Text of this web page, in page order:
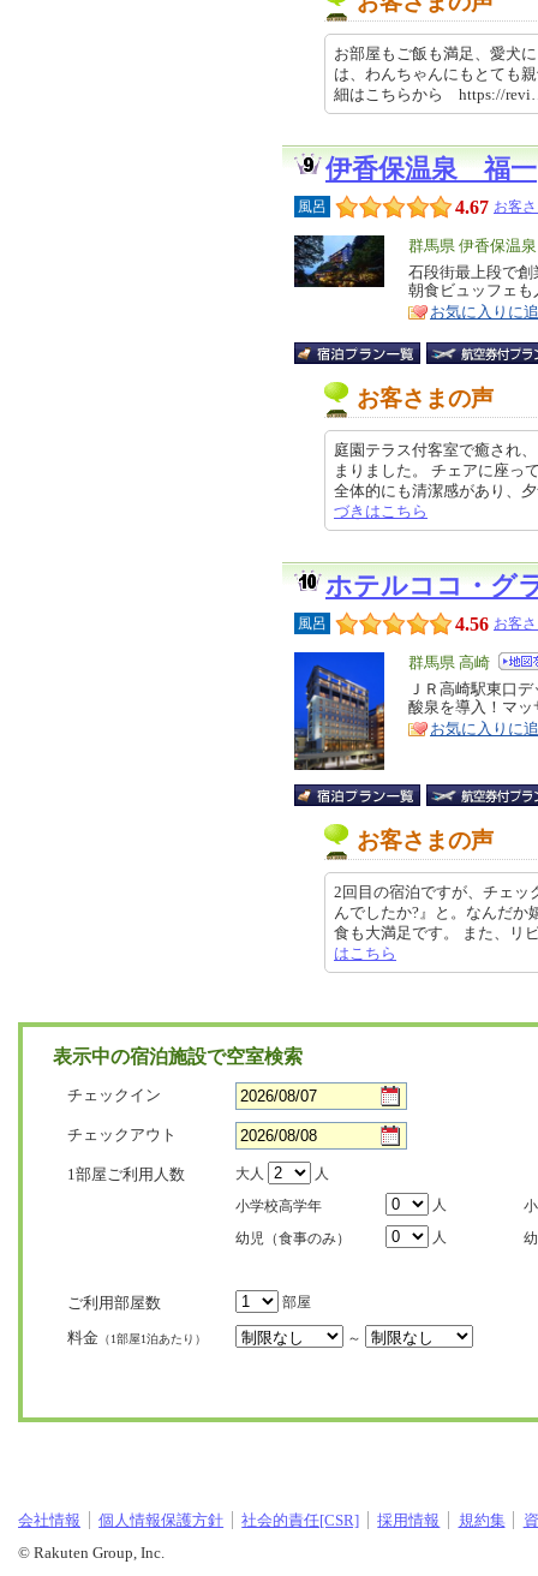
お部屋もご飯も満足、愛犬
は、わんちゃんにもとても
細はこちらから https://
伊香保温泉 福一
風呂 4.67 お客
エ
リ
ア
群馬県 伊香保温
特
徴
石段街最上段で
朝食ビュッフェも
お気に入りに
お客さまの声
庭園テラス付客室で癒され
まりました。 チェアに座っ
全体的にも清潔感があり、
づきはこちら
ホテルココ・グ
風呂 4.56 お客
エ
リ
ア
群馬県 高崎
特
徴
ＪＲ高崎駅東口
酸泉を導入！マ
お気に入りに
お客さまの声
2回目の宿泊ですが、チェッ
んでしたか?』と。なんだか
食も大満足です。 また、
はこちら
表示中の宿泊施設で空室検索
チェックイン
チェックアウト
1部屋ご利用人数 大人
人
小学校高学年
人
幼児（食事のみ）
人
ご利用部屋数 部屋
料金 （1部屋1泊あたり） ～
会社情報 個人情報保護方針 社会的責任[CSR] 採用情報 規約集
© Rakuten Group, Inc.